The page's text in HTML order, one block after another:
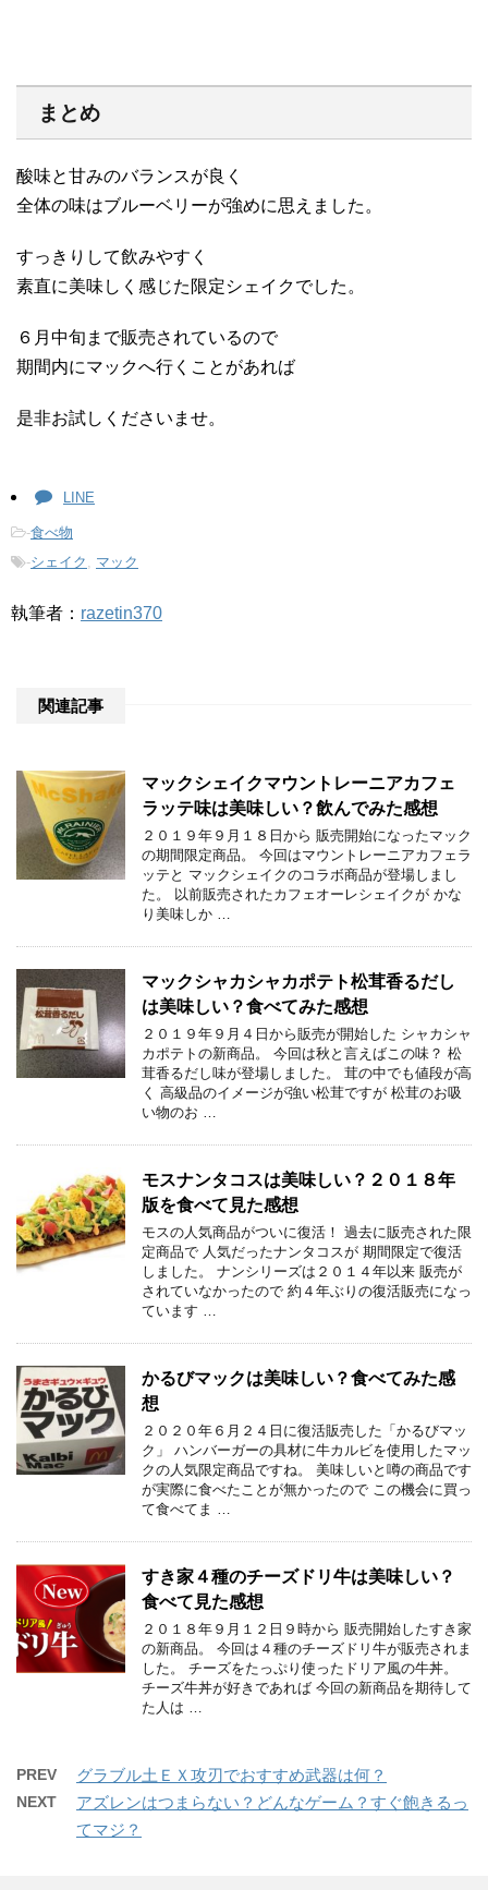
まとめ
酸味と甘みのバランスが良く
全体の味はブルーベリーが強めに思えました。
すっきりして飲みやすく
素直に美味しく感じた限定シェイクでした。
６月中旬まで販売されているので
期間内にマックへ行くことがあれば
是非お試しくださいませ。
LINE
-食べ物
-シェイク マック
執筆者： razetin370
関連記事
マックシェイクマウントレーニアカフェ
ラッテ味は美味しい？飲んでみた感想
２０１９年９月１８日から 販売開始になったマック
の期間限定商品。 今回はマウントレーニアカフェラ
ッテと マックシェイクのコラボ商品が登場しまし
た。 以前販売されたカフェオーレシェイクが かな
り美味しか …
マックシャカシャカポテト松茸香るだし
は美味しい？食べてみた感想
２０１９年９月４日から販売が開始した シャカシャ
カポテトの新商品。 今回は秋と言えばこの味？ 松
茸香るだし味が登場しました。 茸の中でも値段が高
く 高級品のイメージが強い松茸ですが 松茸のお吸
い物のお …
モスナンタコスは美味しい？２０１８年
版を食べて見た感想
モスの人気商品がついに復活！ 過去に販売された限
定商品で 人気だったナンタコスが 期間限定で復活
しました。 ナンシリーズは２０１４年以来 販売が
されていなかったので 約４年ぶりの復活販売になっ
ています …
かるびマックは美味しい？食べてみた感
想
２０２０年６月２４日に復活販売した「かるびマッ
ク」 ハンバーガーの具材に牛カルビを使用したマッ
クの人気限定商品ですね。 美味しいと噂の商品です
が実際に食べたことが無かったので この機会に買っ
て食べてま …
すき家４種のチーズドリ牛は美味しい？
食べて見た感想
２０１８年９月１２日９時から 販売開始したすき家
の新商品。 今回は４種のチーズドリ牛が販売されま
した。 チーズをたっぷり使ったドリア風の牛丼。
チーズ牛丼が好きであれば 今回の新商品を期待して
た人は …
PREV グラブル土ＥＸ攻刃でおすすめ武器は何？
NEXT
アズレンはつまらない？どんなゲーム？すぐ飽きるっ
てマジ？